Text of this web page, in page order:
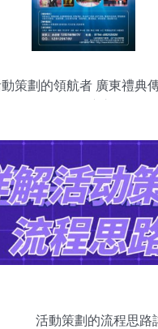
策劃的領航者 廣東禮典
活動策劃的流程思路